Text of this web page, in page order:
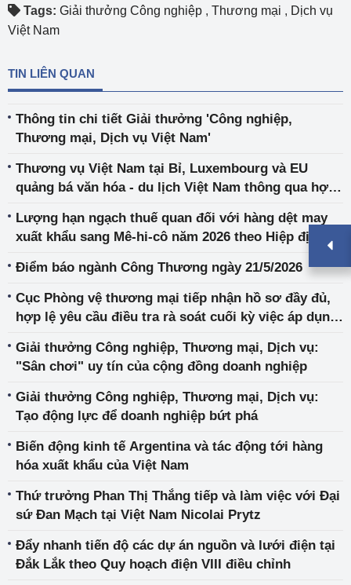
Tags: Giải thưởng Công nghiệp , Thương mại , Dịch vụ
Việt Nam
TIN LIÊN QUAN
Thông tin chi tiết Giải thưởng 'Công nghiệp,
Thương mại, Dịch vụ Việt Nam'
Thương vụ Việt Nam tại Bỉ, Luxembourg và EU
quảng bá văn hóa - du lịch Việt Nam thông qua hợp
Lượng hạn ngạch thuế quan đối với hàng dệt may
xuất khẩu sang Mê-hi-cô năm 2026 theo Hiệp định
Dương
Điểm báo ngành Công Thương ngày 21/5/2026
Cục Phòng vệ thương mại tiếp nhận hồ sơ đầy đủ,
hợp lệ yêu cầu điều tra rà soát cuối kỳ việc áp dụng
phẩm thép hình chữ H có xuất xứ từ nước Cộng hòa
nhân dân Trung Hoa.
Giải thưởng Công nghiệp, Thương mại, Dịch vụ:
"Sân chơi" uy tín của cộng đồng doanh nghiệp
Giải thưởng Công nghiệp, Thương mại, Dịch vụ:
Tạo động lực để doanh nghiệp bứt phá
Biến động kinh tế Argentina và tác động tới hàng
hóa xuất khẩu của Việt Nam
Thứ trưởng Phan Thị Thắng tiếp và làm việc với Đại
sứ Đan Mạch tại Việt Nam Nicolai Prytz
Đẩy nhanh tiến độ các dự án nguồn và lưới điện tại
Đắk Lắk theo Quy hoạch điện VIII điều chỉnh